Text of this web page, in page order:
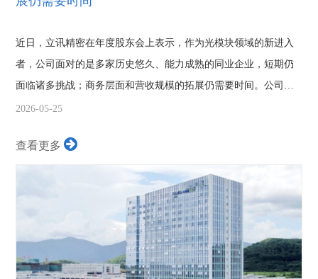
近日，立讯精密在年度股东会上表示，作为光模块领域的新进入
者，公司面对的是多家历史悠久、能力成熟的同业企业，短期仍
面临诸多挑战；商务层面和营收规模的拓展仍需要时间。公司目
前暂不具备自...
2026-05-25
查看更多